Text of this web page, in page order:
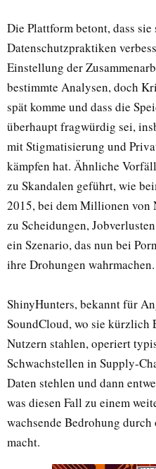
Die Plattform betont, dass
Datenschutzpraktiken
Einstellung der
bestimmte Analysen, doch
spät komme und dass die
überhaupt fragwürdig sei,
mit Stigmatisierung und
kämpfen hat. Ähnliche
zu Skandalen geführt, wie
2015, bei dem Millionen von
zu Scheidungen,
ein Szenario, das nun bei
ihre Drohungen wahrmachen.
ShinyHunters, bekannt für
SoundCloud, wo sie
Nutzern stahlen, operiert
Schwachstellen in Supply-
Daten stehlen und dann
was diesen Fall zu einem
wachsende Bedrohung
macht.